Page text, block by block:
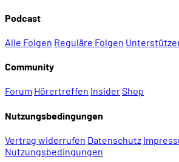
00:59:35 ... und Blau kann
01:03:41 Haushalten mit Zeit und
01:08:39 Pikmin als
Podcast
Alle Folgen Reguläre Folgen
Community
Forum Hörertreffen InsiderShop
Nutzungsbedingungen
Vertrag widerrufen Datenschutz
Nutzungsbedingungen